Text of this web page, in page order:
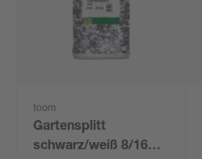
toom
Gartensplitt
schwarz/weiß 8/16